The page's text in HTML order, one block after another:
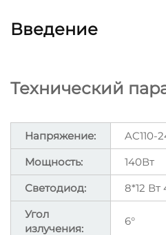
Введение
Технический
Напряжение:
AC110-
Мощность:
140Вт
Светодиод:
8*12 Вт
Угол
излучения:
6°